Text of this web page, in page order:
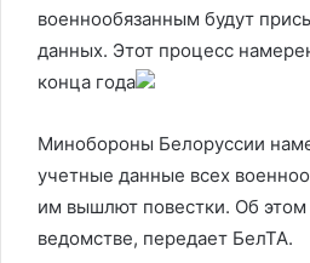
военнообязанным будут
данных. Этот процесс
конца года
Минобороны Белоруссии
учетные данные всех
им вышлют повестки. Об
ведомстве, передает БелТА.